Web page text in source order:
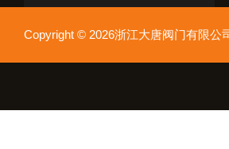
Copyright © 2026浙江大唐阀门有限